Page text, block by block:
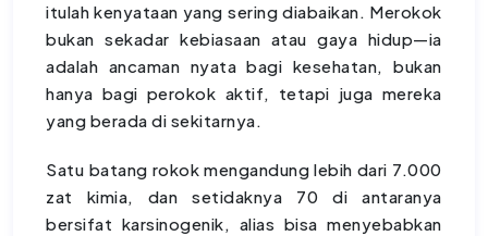
itulah kenyataan yang sering diabaikan. Merokok
bukan sekadar kebiasaan atau gaya hidup—ia
adalah ancaman nyata bagi kesehatan, bukan
hanya bagi perokok aktif, tetapi juga mereka
yang berada di sekitarnya.
Satu batang rokok mengandung lebih dari 7.000
zat kimia, dan setidaknya 70 di antaranya
bersifat karsinogenik, alias bisa menyebabkan